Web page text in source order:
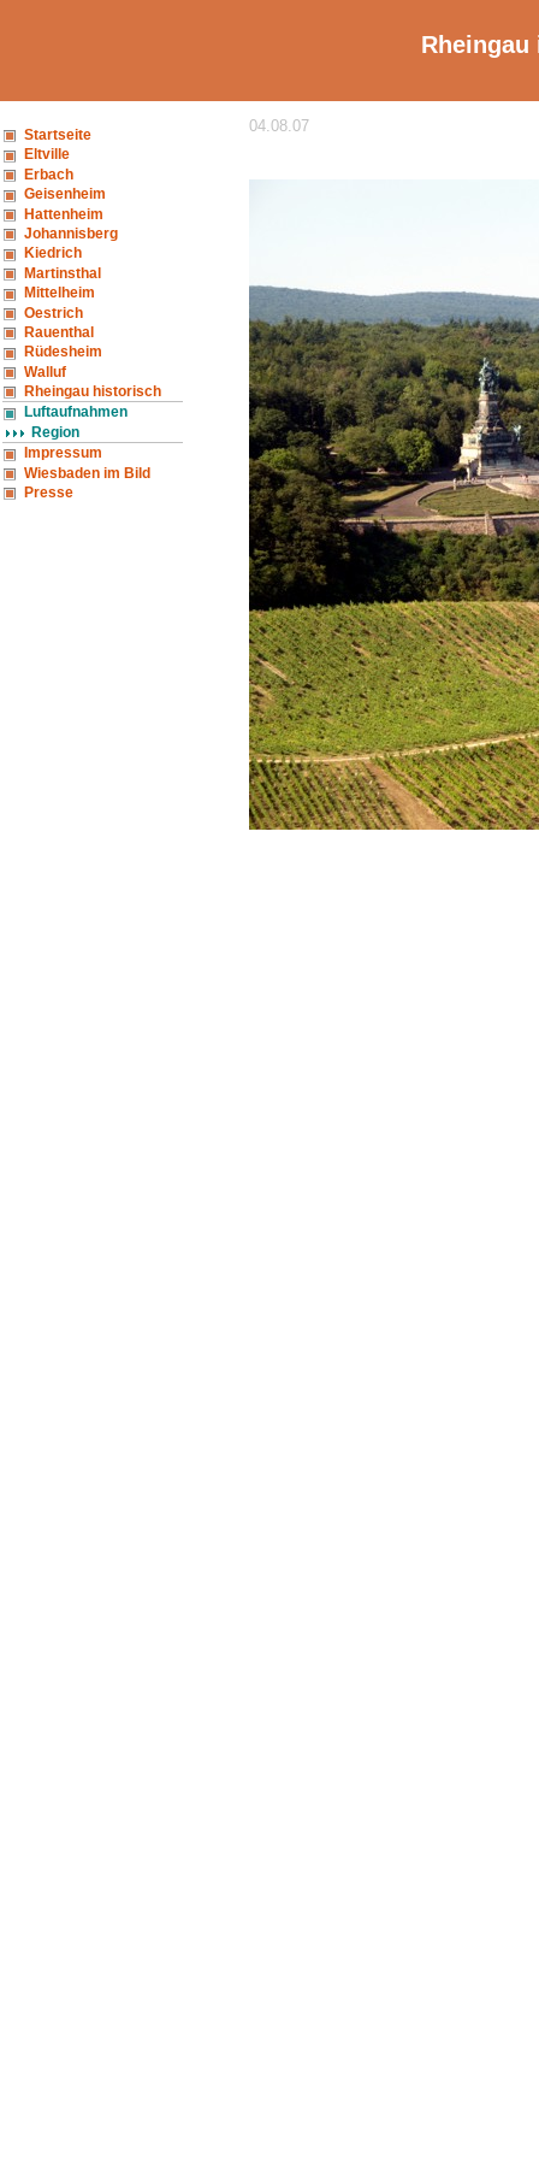
Startseite
Eltville
Erbach
Geisenheim
Hattenheim
Johannisberg
Kiedrich
Martinsthal
Mittelheim
Oestrich
Rauenthal
Rüdesheim
Walluf
Rheingau historisch
Luftaufnahmen
Region
Impressum
Wiesbaden im Bild
Presse
04.08.07